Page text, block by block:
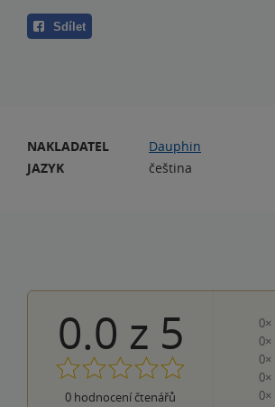
Sdílet
NAKLADATEL
Dauphin
JAZYK
čeština
0.0 z 5
0 hodnocení čtenářů
0×
0×
0×
0×
0×